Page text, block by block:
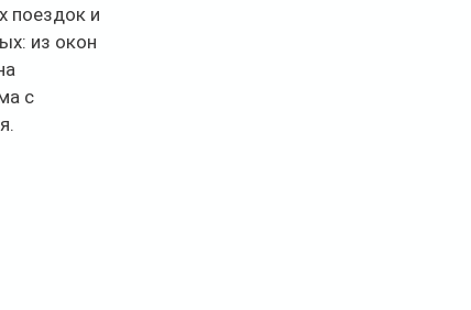
поездок и
из окон
с